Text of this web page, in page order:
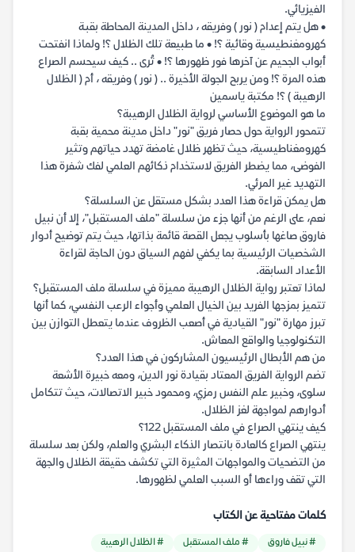
الفيزيائي.
• هل يتم إعدام ( نور ) وفريقه ، داخل المدينة المحاطة بقبـة
كهرومغنطيسية وقائية ؟! • ما طبيعة تلك الظلال ؟! ولماذا انفتحت
أبواب الجحيم عن آخرها فور ظهورها ؟! • تُرى .. كيف سيحسم الصراع
هذه المرة ؟! ومن يربح الجولة الأخيرة .. ( نور ) وفريقه ، أم ( الظلال
الرهيبة ) ؟! مكتبة ياسمين
ما هو الموضوع الأساسي لرواية الظلال الرهيبة؟
تتمحور الرواية حول حصار فريق "نور" داخل مدينة محمية بقبة
كهرومغناطيسية، حيث تظهر ظلال غامضة تهدد حياتهم وتثير
الفوضى، مما يضطر الفريق لاستخدام ذكائهم العلمي لفك شفرة هذا
التهديد غير المرئي.
هل يمكن قراءة هذا العدد بشكل مستقل عن السلسلة؟
نعم، على الرغم من أنها جزء من سلسلة "ملف المستقبل"، إلا أن نبيل
فاروق صاغها بأسلوب يجعل القصة قائمة بذاتها، حيث يتم توضيح أدوار
الشخصيات الرئيسية بما يكفي لفهم السياق دون الحاجة لقراءة
الأعداد السابقة.
لماذا تعتبر رواية الظلال الرهيبة مميزة في سلسلة ملف المستقبل؟
تتميز بمزجها الفريد بين الخيال العلمي وأجواء الرعب النفسي، كما أنها
تبرز مهارة "نور" القيادية في أصعب الظروف عندما يتعطل التوازن بين
التكنولوجيا والواقع المعاش.
من هم الأبطال الرئيسيون المشاركون في هذا العدد؟
تضم الرواية الفريق المعتاد بقيادة نور الدين، ومعه خبيرة الأشعة
سلوى، وخبير علم النفس رمزي، ومحمود خبير الاتصالات، حيث تتكامل
أدوارهم لمواجهة لغز الظلال.
كيف ينتهي الصراع في ملف المستقبل 122؟
ينتهي الصراع كالعادة بانتصار الذكاء البشري والعلم، ولكن بعد سلسلة
من التضحيات والمواجهات المثيرة التي تكشف حقيقة الظلال والجهة
التي تقف وراءها أو السبب العلمي لظهورها.
كلمات مفتاحية عن الكتاب
# نبيل فاروق # ملف المستقبل
# الظلال الرهيبة